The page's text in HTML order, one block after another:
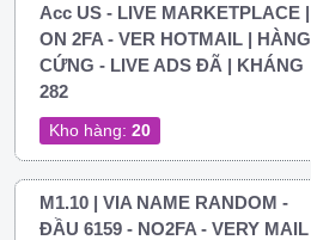
Acc US - LIVE MARKETPLACE |
ON 2FA - VER HOTMAIL | HÀNG
CỨNG - LIVE ADS ĐÃ | KHÁNG
282
Kho hàng: 20
M1.10 | VIA NAME RANDOM -
ĐẦU 6159 - NO2FA - VERY MAIL